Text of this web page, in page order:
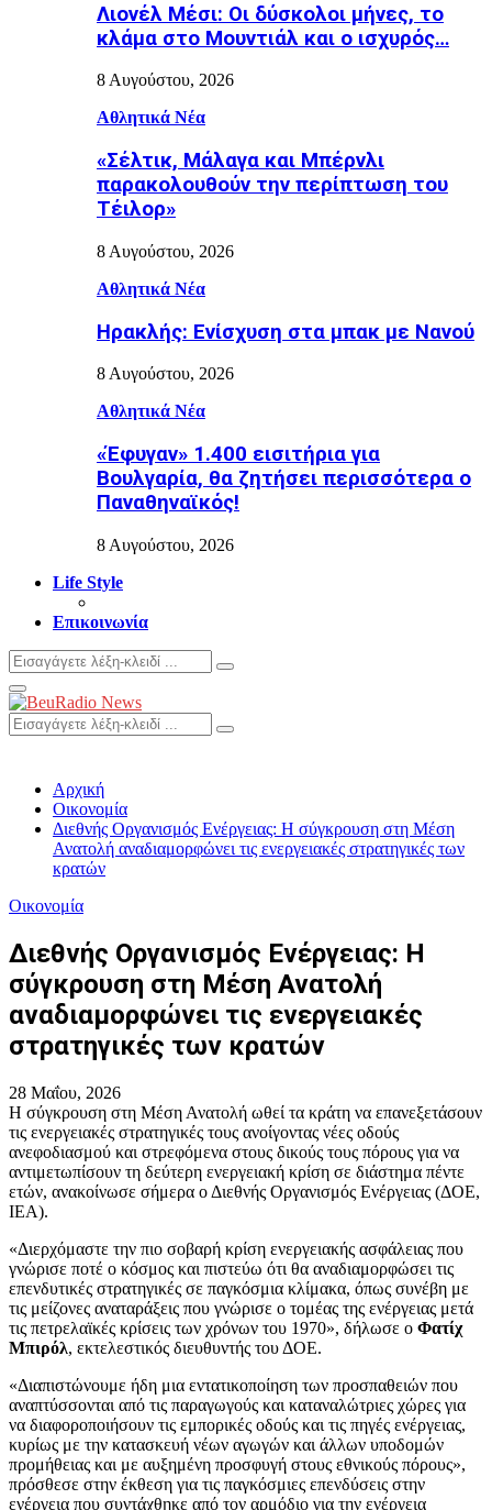
Λιονέλ Μέσι: Οι δύσκολοι μήνες, το
κλάμα στο Μουντιάλ και ο ισχυρός…
8 Αυγούστου, 2026
Αθλητικά Νέα
«Σέλτικ, Μάλαγα και Μπέρνλι
παρακολουθούν την περίπτωση του
Τέιλορ»
8 Αυγούστου, 2026
Αθλητικά Νέα
Ηρακλής: Ενίσχυση στα μπακ με Νανού
8 Αυγούστου, 2026
Αθλητικά Νέα
«Έφυγαν» 1.400 εισιτήρια για
Βουλγαρία, θα ζητήσει περισσότερα ο
Παναθηναϊκός!
8 Αυγούστου, 2026
Life Style
Επικοινωνία
Search
for:
Search
Primary
Menu
Search
for:
Search
Αρχική
Οικονομία
Διεθνής Οργανισμός Ενέργειας: Η σύγκρουση στη Μέση
Ανατολή αναδιαμορφώνει τις ενεργειακές στρατηγικές των
κρατών
Οικονομία
Διεθνής Οργανισμός Ενέργειας: Η
σύγκρουση στη Μέση Ανατολή
αναδιαμορφώνει τις ενεργειακές
στρατηγικές των κρατών
28 Μαΐου, 2026
Η σύγκρουση στη Μέση Ανατολή ωθεί τα κράτη να επανεξετάσουν
τις ενεργειακές στρατηγικές τους ανοίγοντας νέες οδούς
ανεφοδιασμού και στρεφόμενα στους δικούς τους πόρους για να
αντιμετωπίσουν τη δεύτερη ενεργειακή κρίση σε διάστημα πέντε
ετών, ανακοίνωσε σήμερα ο Διεθνής Οργανισμός Ενέργειας (ΔΟΕ,
IEA).
«Διερχόμαστε την πιο σοβαρή κρίση ενεργειακής ασφάλειας που
γνώρισε ποτέ ο κόσμος και πιστεύω ότι θα αναδιαμορφώσει τις
επενδυτικές στρατηγικές σε παγκόσμια κλίμακα, όπως συνέβη με
τις μείζονες αναταράξεις που γνώρισε ο τομέας της ενέργειας μετά
τις πετρελαϊκές κρίσεις των χρόνων του 1970», δήλωσε ο Φατίχ
Μπιρόλ, εκτελεστικός διευθυντής του ΔΟΕ.
«Διαπιστώνουμε ήδη μια εντατικοποίηση των προσπαθειών που
αναπτύσσονται από τις παραγωγούς και καταναλώτριες χώρες για
να διαφοροποιήσουν τις εμπορικές οδούς και τις πηγές ενέργειας,
κυρίως με την κατασκευή νέων αγωγών και άλλων υποδομών
προμήθειας και με αυξημένη προσφυγή στους εθνικούς πόρους»,
πρόσθεσε στην έκθεση για τις παγκόσμιες επενδύσεις στην
ενέργεια που συντάχθηκε από τον αρμόδιο για την ενέργεια